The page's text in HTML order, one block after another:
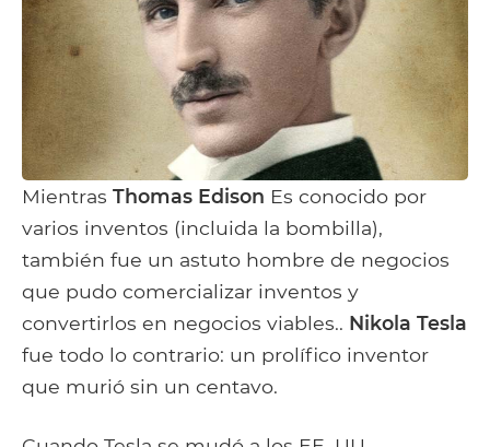
Mientras Thomas Edison Es conocido por
varios inventos (incluida la bombilla),
también fue un astuto hombre de negocios
que pudo comercializar inventos y
convertirlos en negocios viables.. Nikola Tesla
fue todo lo contrario: un prolífico inventor
que murió sin un centavo.